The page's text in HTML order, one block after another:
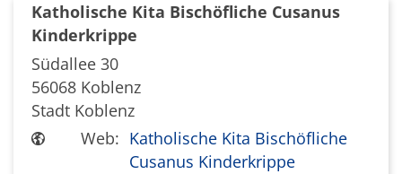
Katholische Kita Bischöfliche Cusanus
Kinderkrippe
Südallee 30
56068 Koblenz
Stadt Koblenz
Web: Katholische Kita Bischöfliche
Cusanus Kinderkrippe